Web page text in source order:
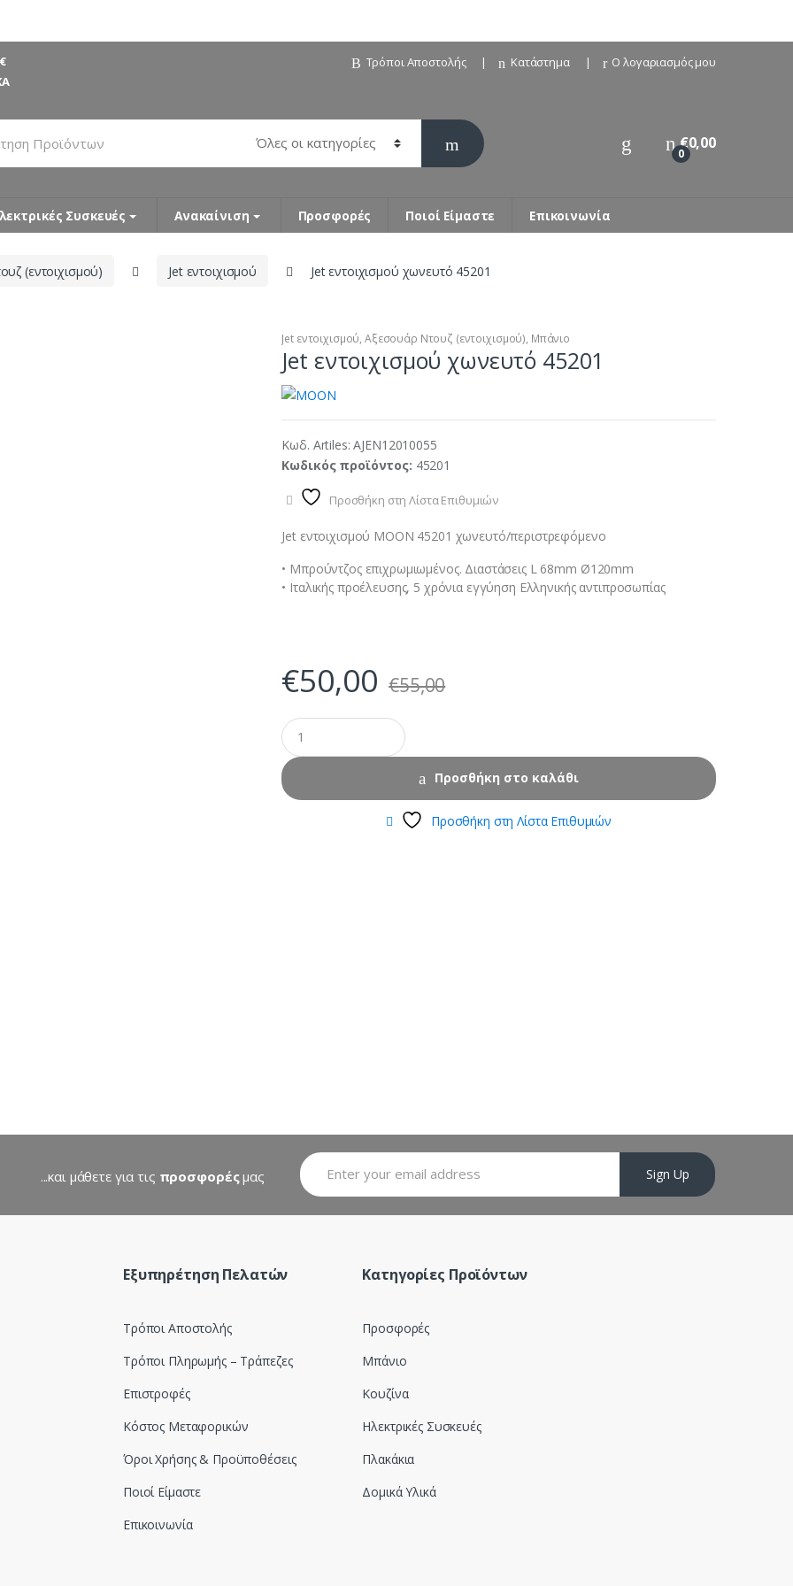
Τρόποι Αποστολής Κατάστημα Ο λογαριασμός μου
0
€0,00
Συσκευές Ανακαίνιση Προσφορές Ποιοί Είμαστε Επικοινωνία
(εντοιχισμού) Jet εντοιχισμού Jet εντοιχισμού χωνευτό 45201
Jet εντοιχισμού,Αξεσουάρ Ντουζ (εντοιχισμού), Μπάνιο
Jet εντοιχισμού χωνευτό 45201
Κωδ. Artiles: AJEN12010055
Κωδικός προϊόντος: 45201
Προσθήκη στη Λίστα Επιθυμιών
Jet εντοιχισμού MOON 45201 χωνευτό/περιστρεφόμενο
• Μπρούντζος επιχρωμιωμένος. Διαστάσεις L 68mm Ø120mm
• Ιταλικής προέλευσης, 5 χρόνια εγγύηση Ελληνικής αντιπροσωπίας
€50,00 €55,00
Προσθήκη στο καλάθι
Προσθήκη στη Λίστα Επιθυμιών
...και μάθετε για τις προσφορέςμας Sign Up
Εξυπηρέτηση Πελατών
Τρόποι Αποστολής
Τρόποι Πληρωμής – Τράπεζες
Επιστροφές
Κόστος Μεταφορικών
Όροι Χρήσης & Προϋποθέσεις
Ποιοί Είμαστε
Επικοινωνία
Κατηγορίες Προϊόντων
Προσφορές
Μπάνιο
Κουζίνα
Ηλεκτρικές Συσκευές
Πλακάκια
Δομικά Υλικά